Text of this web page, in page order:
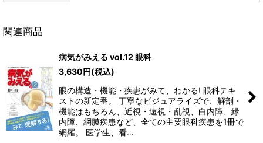
関連商品
病気がみえる vol.12 眼科
3,630円(税込)
眼の構造・機能・疾患がみて、わかる! 眼科テキ
ストの新定番。 丁寧なビジュアライズで、解剖・
機能はもちろん、近視・遠視・乱視、白内障、緑
内障、網膜疾患など、全ての主要眼科疾患を1冊で
網羅。 医学生、看…